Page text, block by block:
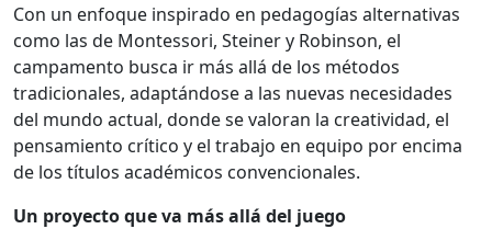
Con un enfoque inspirado en pedagogías alternativas
como las de Montessori, Steiner y Robinson, el
campamento busca ir más allá de los métodos
tradicionales, adaptándose a las nuevas necesidades
del mundo actual, donde se valoran la creatividad, el
pensamiento crítico y el trabajo en equipo por encima
de los títulos académicos convencionales.
Un proyecto que va más allá del juego